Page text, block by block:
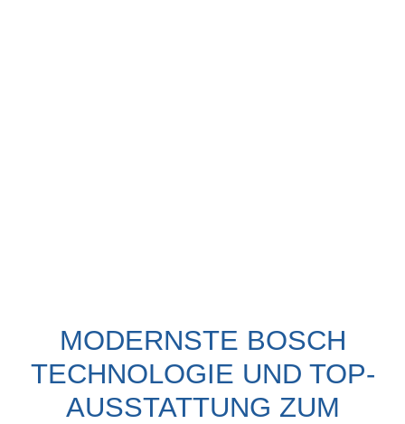
MODERNSTE BOSCH
TECHNOLOGIE UND TOP-
AUSSTATTUNG ZUM